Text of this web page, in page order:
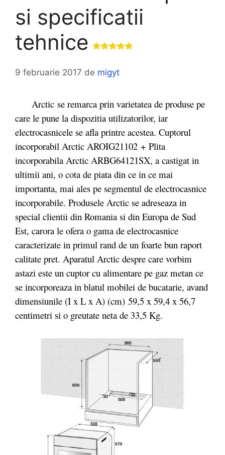
si specificatii
tehnice
9 februarie 2017 de migyt
Arctic se remarca prin varietatea de produse pe
care le pune la dispozitia utilizatorilor, iar
electrocasnicele se afla printre acestea. Cuptorul
incorporabil Arctic AROIG21102 + Plita
incorporabila Arctic ARBG64121SX, a castigat in
ultimii ani, o cota de piata din ce in ce mai
importanta, mai ales pe segmentul de electrocasnice
incorporabile. Produsele Arctic se adreseaza in
special clientii din Romania si din Europa de Sud
Est, carora le ofera o gama de electrocasnice
caracterizate in primul rand de un foarte bun raport
calitate pret. Aparatul Arctic despre care vorbim
astazi este un cuptor cu alimentare pe gaz metan ce
se incorporeaza in blatul mobilei de bucatarie, avand
dimensiunile (I x L x A) (cm) 59,5 x 59,4 x 56,7
centimetri si o greutate neta de 33,5 Kg.